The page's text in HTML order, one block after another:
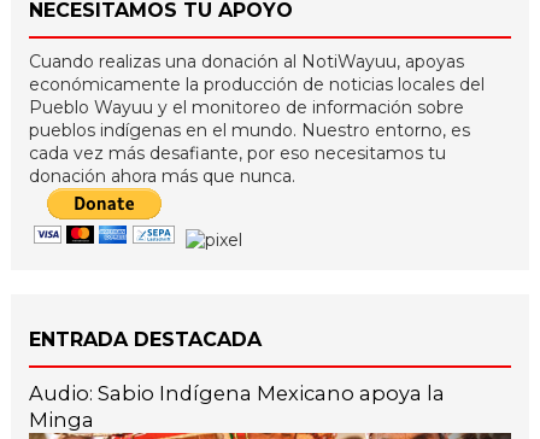
NECESITAMOS TU APOYO
Cuando realizas una donación al NotiWayuu, apoyas
económicamente la producción de noticias locales del
Pueblo Wayuu y el monitoreo de información sobre
pueblos indígenas en el mundo. Nuestro entorno, es
cada vez más desafiante, por eso necesitamos tu
donación ahora más que nunca.
ENTRADA DESTACADA
Audio: Sabio Indígena Mexicano apoya la
Minga